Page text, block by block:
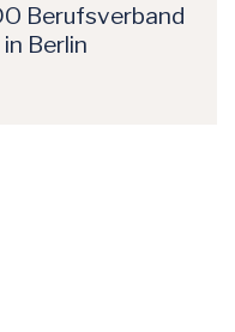
Berufsverband
Berlin